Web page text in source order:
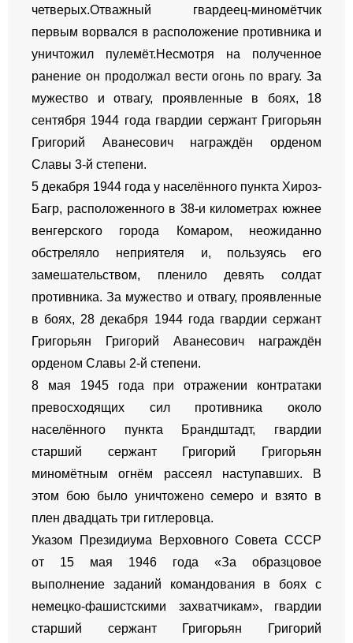
четверых.Отважный гвардеец-миномётчик
первым ворвался в расположение противника и
уничтожил пулемёт.Несмотря на полученное
ранение он продолжал вести огонь по врагу. За
мужество и отвагу, проявленные в боях, 18
сентября 1944 года гвардии сержант Григорьян
Григорий Аванесович награждён орденом
Славы 3-й степени.
5 декабря 1944 года у населённого пункта Хироз-
Багр, расположенного в 38-и километрах южнее
венгерского города Комаром, неожиданно
обстреляло неприятеля и, пользуясь его
замешательством, пленило девять солдат
противника. За мужество и отвагу, проявленные
в боях, 28 декабря 1944 года гвардии сержант
Григорьян Григорий Аванесович награждён
орденом Славы 2-й степени.
8 мая 1945 года при отражении контратаки
превосходящих сил противника около
населённого пункта Брандштадт, гвардии
старший сержант Григорий Григорьян
миномётным огнём рассеял наступавших. В
этом бою было уничтожено семеро и взято в
плен двадцать три гитлеровца.
Указом Президиума Верховного Совета СССР
от 15 мая 1946 года «За образцовое
выполнение заданий командования в боях с
немецко-фашистскими захватчикам», гвардии
старший сержант Григорьян Григорий